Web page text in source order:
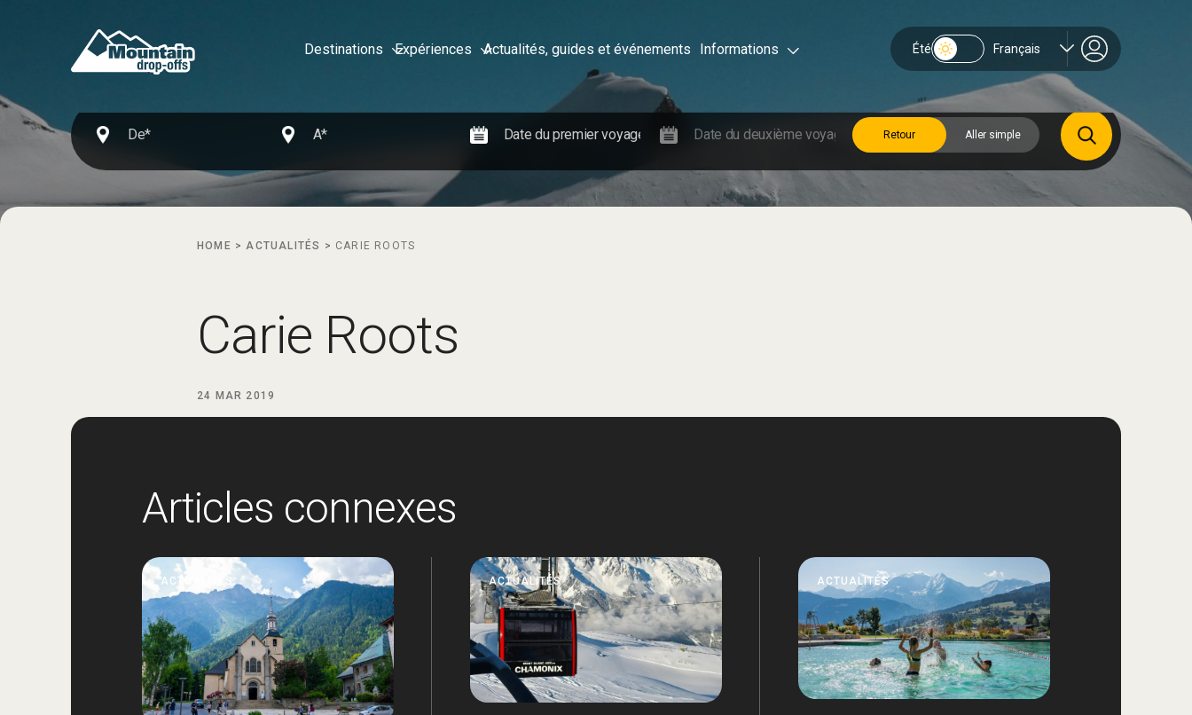
Destinations Expériences Actualités, guides et événements Informations Été Français
HOME >ACTUALITÉS > CARIE ROOTS
Carie Roots
24 MAR 2019
Articles connexes
ACTUALITÉS ACTUALITÉS ACTUALITÉS
Retour Aller simple